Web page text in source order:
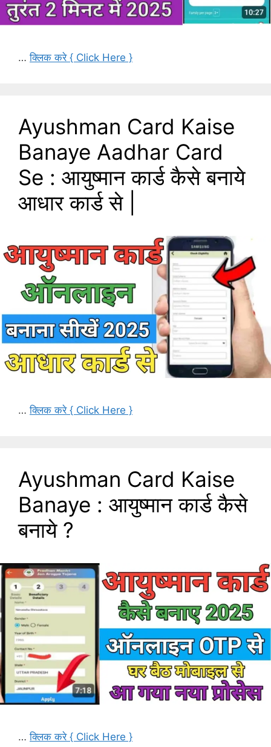
…क्लिक करे { Click Here }
Ayushman Card Kaise
Banaye Aadhar Card
Se : आयुष्मान कार्ड कैसे बनाये
आधार कार्ड से |
…क्लिक करे { Click Here }
Ayushman Card Kaise
Banaye : आयुष्मान कार्ड कैसे
बनाये ?
…क्लिक करे { Click Here }